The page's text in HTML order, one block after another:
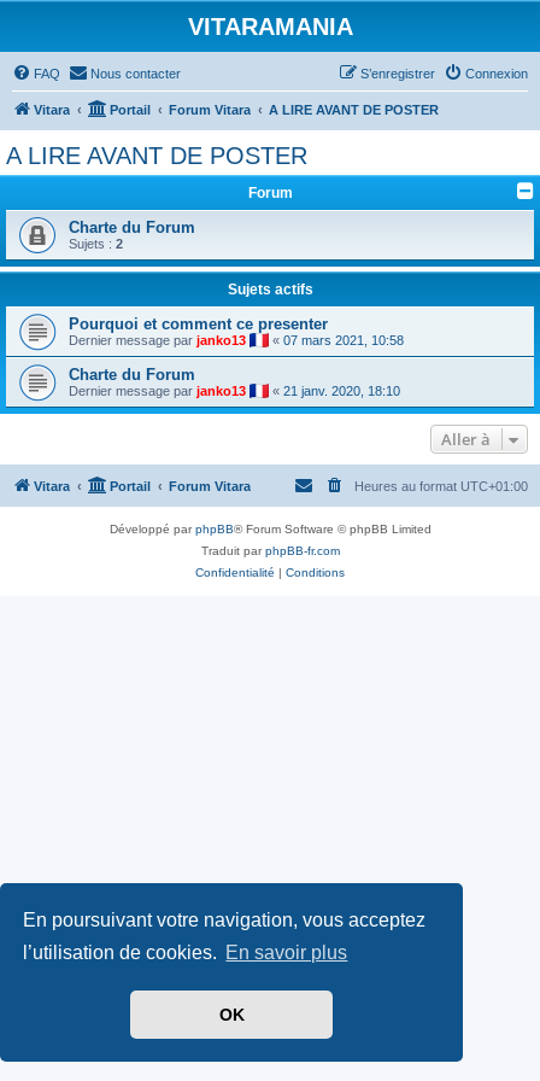
En poursuivant votre navigation, vous acceptez
l’utilisation de cookies. En savoir plus
OK
VITARAMANIA
FAQ Nous contacter Connexion
S’enregistrer
Vitara Portail Forum Vitara A LIRE AVANT DE POSTER
A LIRE AVANT DE POSTER
Forum
Charte du Forum
Sujets : 2
Sujets actifs
Pourquoi et comment ce presenter
Dernier message par janko13 « 07 mars 2021, 10:58
Charte du Forum
Dernier message par janko13 « 21 janv. 2020, 18:10
Aller à
Vitara Portail Forum Vitara Heures au format UTC+01:00
Développé parphpBB® Forum Software © phpBB Limited
Traduit parphpBB-fr.com
Confidentialité | Conditions